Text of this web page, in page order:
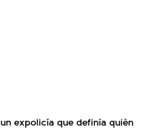
expolicía que definía quién